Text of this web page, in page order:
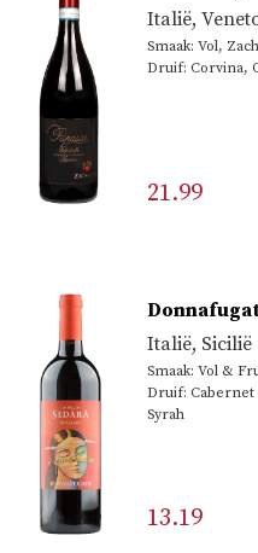
Italië,
Smaak: Vol,
Druif: Corvina,
21.99
Italië, Sicilië
Smaak: Vol &
Druif: Cabernet
Syrah
13.19